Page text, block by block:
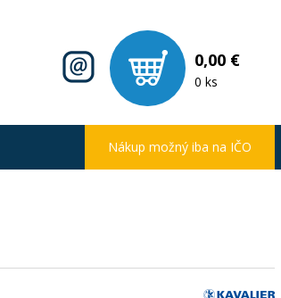
0,00 €
0 ks
Nákup možný iba na IČO